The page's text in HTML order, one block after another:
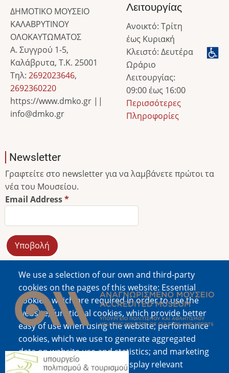
We use a selection of our own and third-party
cookies on the pages of this website: Essential
cookies, which are required in order to use the
website; functional cookies, which provide better
easy of use when using the website; performance
cookies, which we use to generate aggregated
data on website use and statistics; and marketing
cookies, which are used to display relevant
ΔΗΜΟΤΙΚΟ ΜΟΥΣΕΙΟ
ΚΑΛΑΒΡΥΤΙΝΟΥ
ΟΛΟΚΑΥΤΩΜΑΤΟΣ
Α. Συγγρού 1-5,
Καλάβρυτα, Τ.Κ. 25001
Τηλ: 2692023646,
2692360220
https://www.dmko.gr ||
info@dmko.gr
Λειτουργίας
Ανοικτό: Τρίτη
έως Κυριακή
Κλειστό: Δευτέρα
Ωράριο
Λειτουργίας:
09:00 έως 16:00
Περισσότερες
Πληροφορίες
Newsletter
Γραφτείτε στο newsletter για να λαμβάνετε πρώτοι τα
νέα του Μουσείου.
Email Address
Image
Image